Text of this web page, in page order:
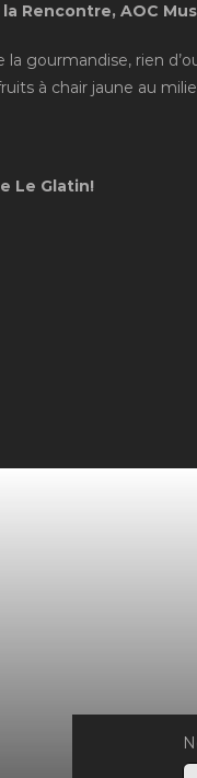
Rencontre, AOC
la gourmandise, rien
à chair jaune au
Le Glatin!